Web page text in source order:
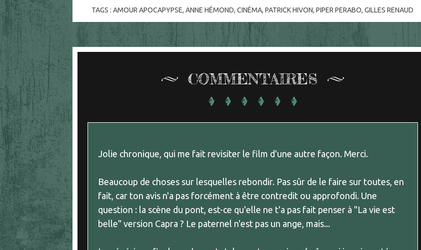
TAGS :AMOUR APOCAPYPSE,ANNE HÉMOND,CINÉMA,PATRICK HIVON,PIPER PERABO,GILLES RENAUD
COMMENTAIRES
Jolie chronique, qui me fait revisiter le film d'une autre façon. Merci.
Beaucoup de choses sur lesquelles rebondir. Pas sûr de le faire sur toutes, en
fait, car ton avis n'a pas forcément à être contredit ou approfondi. Une
question : la scène du pont, est-ce qu'elle ne t'a pas fait penser à "La vie est
belle" version Capra ? Le paternel n'est pas un ange, mais...